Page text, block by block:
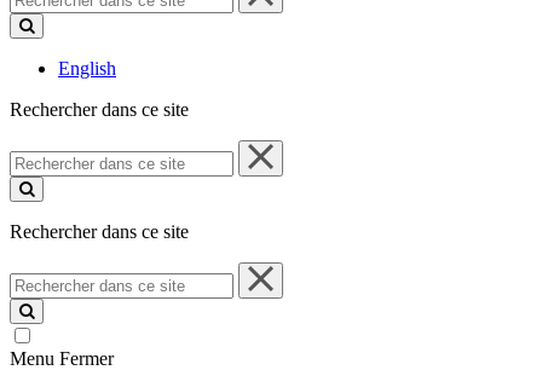
dans
ce
English
Rechercher dans ce site
Rechercher
dans
ce
Rechercher dans ce site
Rechercher
dans
ce
site
Menu Fermer